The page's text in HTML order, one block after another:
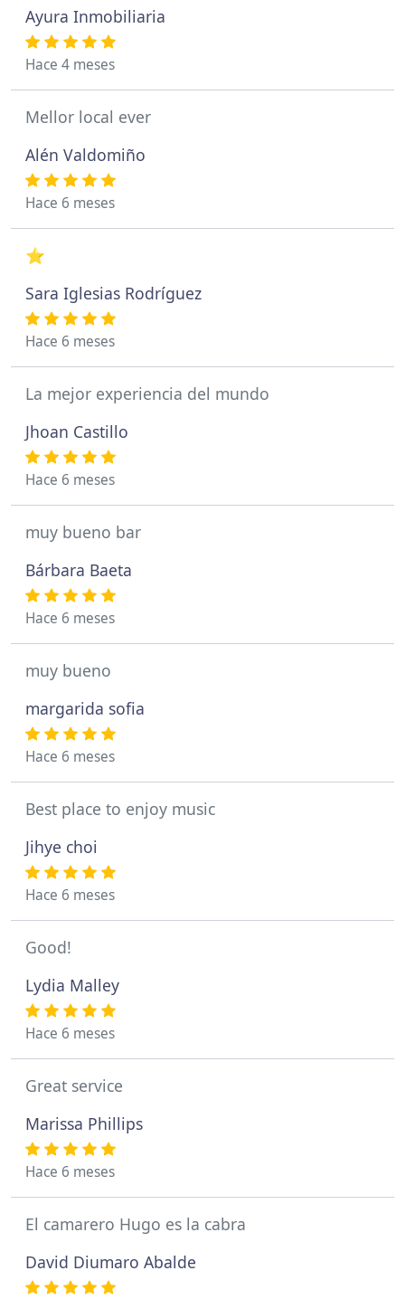
Ayura Inmobiliaria
Hace 4 meses
Mellor local ever
Alén Valdomiño
Hace 6 meses
⭐️
Sara Iglesias Rodríguez
Hace 6 meses
La mejor experiencia del mundo
Jhoan Castillo
Hace 6 meses
muy bueno bar
Bárbara Baeta
Hace 6 meses
muy bueno
margarida sofia
Hace 6 meses
Best place to enjoy music
Jihye choi
Hace 6 meses
Good!
Lydia Malley
Hace 6 meses
Great service
Marissa Phillips
Hace 6 meses
El camarero Hugo es la cabra
David Diumaro Abalde